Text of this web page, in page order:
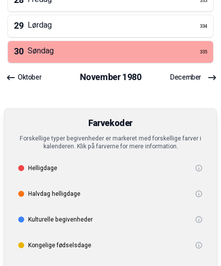
29 Lørdag 334
30 Søndag 335
Oktober November1980 December
Farvekoder
Forskellige typer begivenheder er markeret med forskellige farver i
kalenderen. Klik på farverne for mere information.
Helligdage
Halvdag helligdage
Kulturelle begivenheder
Kongelige fødselsdage